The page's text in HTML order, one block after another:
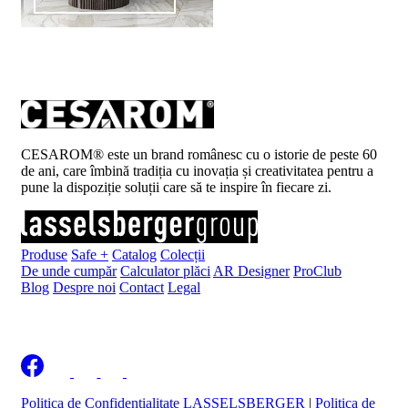
CESAROM® este un brand românesc cu o istorie de peste 60
de ani, care îmbină tradiția cu inovația și creativitatea pentru a
pune la dispoziție soluții care să te inspire în fiecare zi.
Produse Safe + Catalog Colecții
De unde cumpăr Calculator plăci AR Designer ProClub
Blog Despre noi Contact Legal
Politica de Confidențialitate LASSELSBERGER | Politica de